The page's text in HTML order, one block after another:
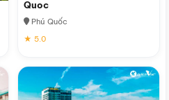
Quoc
Phú Quốc
★ 5.0